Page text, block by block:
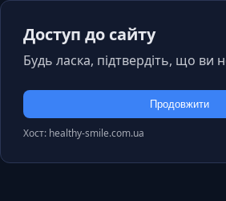
Доступ до сайту
Будь ласка, підтвердіть, що ви
Продовжити
Хост: healthy-smile.com.ua